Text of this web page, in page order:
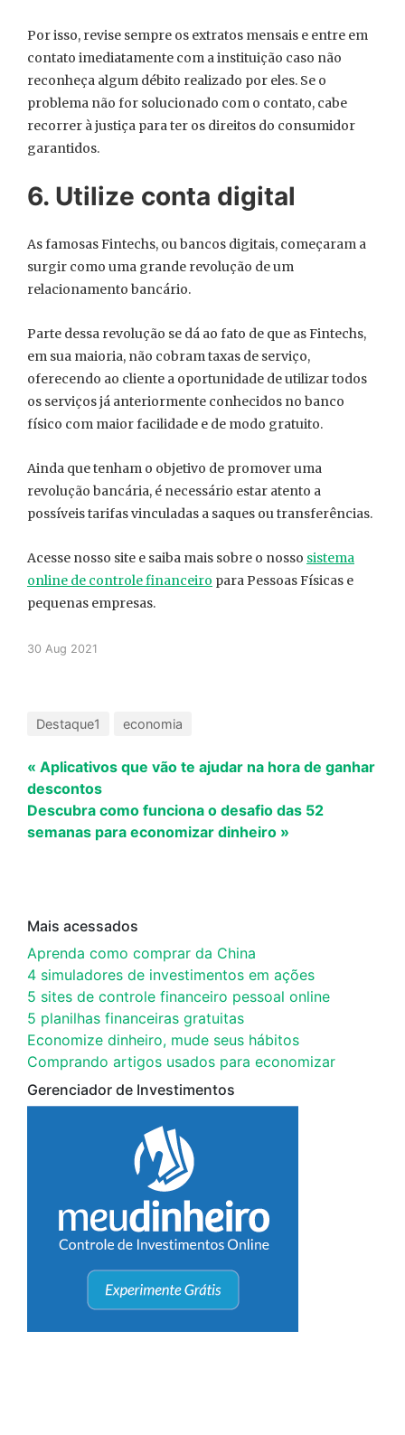
Por isso, revise sempre os extratos mensais e entre em
contato imediatamente com a instituição caso não
reconheça algum débito realizado por eles. Se o
problema não for solucionado com o contato, cabe
recorrer à justiça para ter os direitos do consumidor
garantidos.
6. Utilize conta digital
As famosas Fintechs, ou bancos digitais, começaram a
surgir como uma grande revolução de um
relacionamento bancário.
Parte dessa revolução se dá ao fato de que as Fintechs,
em sua maioria, não cobram taxas de serviço,
oferecendo ao cliente a oportunidade de utilizar todos
os serviços já anteriormente conhecidos no banco
físico com maior facilidade e de modo gratuito.
Ainda que tenham o objetivo de promover uma
revolução bancária, é necessário estar atento a
possíveis tarifas vinculadas a saques ou transferências.
Acesse nosso site e saiba mais sobre o nosso sistema
online de controle financeiro para Pessoas Físicas e
pequenas empresas.
30 Aug 2021
Destaque1 economia
« Aplicativos que vão te ajudar na hora de ganhar
descontos
Descubra como funciona o desafio das 52
semanas para economizar dinheiro »
Mais acessados
Aprenda como comprar da China
4 simuladores de investimentos em ações
5 sites de controle financeiro pessoal online
5 planilhas financeiras gratuitas
Economize dinheiro, mude seus hábitos
Comprando artigos usados para economizar
Gerenciador de Investimentos